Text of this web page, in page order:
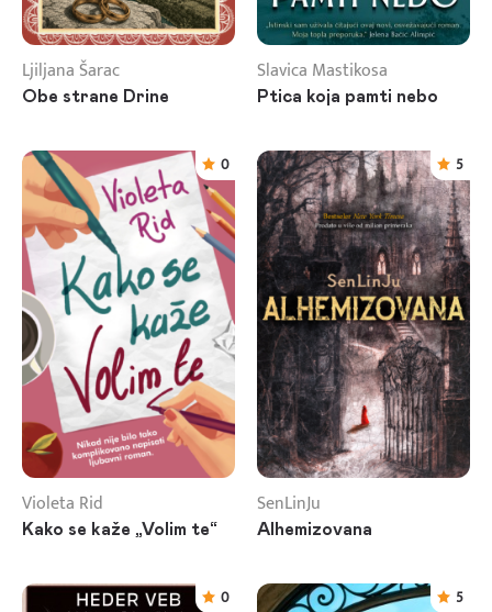
Ljiljana Šarac
Obe strane Drine
Slavica Mastikosa
Ptica koja pamti nebo
0
Violeta Rid
Kako se kaže „Volim te“
5
SenLinJu
Alhemizovana
0 5